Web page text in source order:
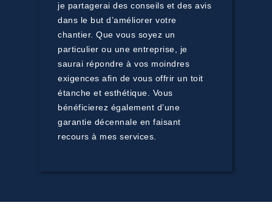
je partagerai des conseils et des avis
dans le but d’améliorer votre
chantier. Que vous soyez un
particulier ou une entreprise, je
saurai répondre à vos moindres
exigences afin de vous offrir un toit
étanche et esthétique. Vous
bénéficierez également d’une
garantie décennale en faisant
recours à mes services.